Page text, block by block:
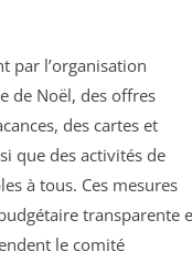
par l’organisation
de Noël, des offres
des cartes et
que des activités de
à tous. Ces mesures
transparente
le comité